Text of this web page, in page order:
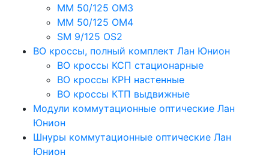
MM 50/125 OM3
MM 50/125 OM4
SM 9/125 OS2
ВО кроссы, полный комплект Лан Юнион
ВО кроссы КСП стационарные
ВО кроссы КРН настенные
ВО кроссы КТП выдвижные
Модули коммутационные оптические Лан
Юнион
Шнуры коммутационные оптические Лан
Юнион